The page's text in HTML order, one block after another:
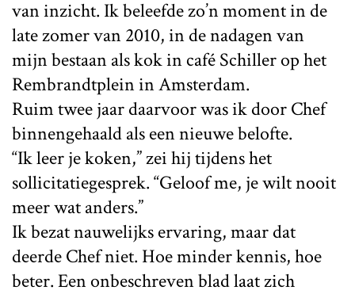
van inzicht. Ik beleefde zo’n moment in de
late zomer van 2010, in de nadagen van
mijn bestaan als kok in café Schiller op het
Rembrandtplein in Amsterdam.
Ruim twee jaar daarvoor was ik door Chef
binnengehaald als een nieuwe belofte.
“Ik leer je koken,” zei hij tijdens het
sollicitatiegesprek. “Geloof me, je wilt nooit
meer wat anders.”
Ik bezat nauwelijks ervaring, maar dat
deerde Chef niet. Hoe minder kennis, hoe
beter. Een onbeschreven blad laat zich